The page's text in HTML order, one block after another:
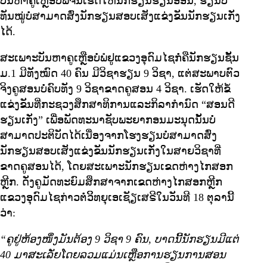
ທັນໝູ່ບໍ່ສາມາດສົ່ງນັກຮຽນສອບເສັງແຂ່ງຂັນນັກຮຽນເກັ່ງ
ໄດ້.
ສະເພາະບັນຫາຄູເຫຼືອບໍ່ພໍຢູແຂວງອຸດົມໄຊກໍ່ຄືນັກຮຽນຊັ້ນ
ມ.1 ມີທັງໝົດ 40 ຄົນ ມີວິຊາຮຽນ 9 ວິຊາ, ແຕ່ສະພາບຕົວ
ຈິງຄູສອນບໍ່ຄົບທັງ 9 ວິຊາຂາດຄູສອນ 4 ວິຊາ. ເຮັດໃຫ້ຂໍ້
ແຂ່ງຂັນທີ່ກະຊວງສຶກສາທິການແລະກິລາກຳນົດ “ສອນດີ
ຮຽນເກັ່ງ” ເພື່ອພັດທະນາຊັບພະຍາກອນມະນຸດນັ້ນບໍ່
ສາມາດປະຕິບັດໄດ້ເນື່ອງຈາກໂຮງຮຽນບໍ່ສາມາດສົ່ງ
ນັກຮຽນສອບເສັງແຂ່ງຂັນນັກຮຽນເກັ່ງໃນສາຍວິຊາທີ່
ຂາດຄູສອນໄດ້, ໂດຍສະເພາະນັກຮຽນເຂດຫ່າງໄກສອກ
ຫຼີກ. ດັ່ງຄູມັດທະຍົມສຶກສາຈາກເຂດຫ່າງໄກສອກຫຼີກ
ແຂວງອຸດົມໄຊກ່າວຕໍ່ວິິທຍຸເອເຊັຽເສຣີໃນວັນທີ 18 ຕຸລານີ້
ວ່າ:
“ຄູຢູ່ຫ້ອງໜຶ່ງມັນຕ້ອງ 9 ວິຊາ 9 ຄົນ, ບາດນີ້ນັກຮຽນມີແຕ່
40 ມາສະເລັ່ຍໂດຍລວມແມ່ນເຫຼືອການຮຽນການສອນ